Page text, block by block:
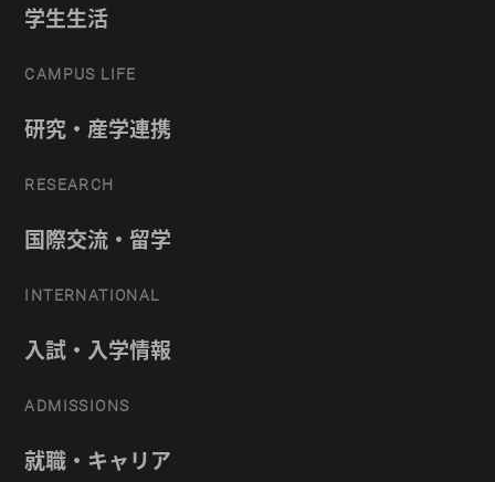
学生生活
CAMPUS LIFE
研究・産学連携
RESEARCH
国際交流・留学
INTERNATIONAL
入試・入学情報
ADMISSIONS
就職・キャリア